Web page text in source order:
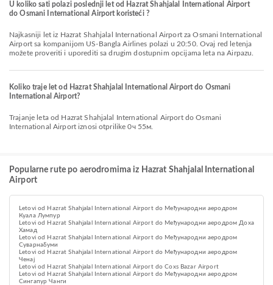
U koliko sati polazi poslednji let od Hazrat Shahjalal International Airport
do Osmani International Airport koristeći ?
Najkasniji let iz Hazrat Shahjalal International Airport za Osmani International
Airport sa kompanijom US-Bangla Airlines polazi u 20:50. Ovaj red letenja
možete proveriti i uporediti sa drugim dostupnim opcijama leta na Airpazu.
Koliko traje let od Hazrat Shahjalal International Airport do Osmani
International Airport?
Trajanje leta od Hazrat Shahjalal International Airport do Osmani
International Airport iznosi otprilike 0ч 55м.
Popularne rute po aerodromima iz Hazrat Shahjalal International
Airport
Letovi od Hazrat Shahjalal International Airport do Међународни аеродром
Куала Лумпур
Letovi od Hazrat Shahjalal International Airport do Међународни аеродром Доха
Хамад
Letovi od Hazrat Shahjalal International Airport do Међународни аеродром
Суварнабуми
Letovi od Hazrat Shahjalal International Airport do Међународни аеродром
Ченај
Letovi od Hazrat Shahjalal International Airport do Coxs Bazar Airport
Letovi od Hazrat Shahjalal International Airport do Међународни аеродром
Сингапур Чанги